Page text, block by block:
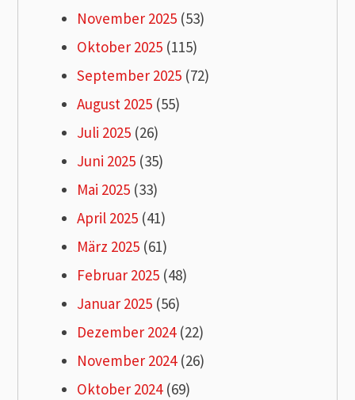
November 2025 (53)
Oktober 2025 (115)
September 2025 (72)
August 2025 (55)
Juli 2025 (26)
Juni 2025 (35)
Mai 2025 (33)
April 2025 (41)
März 2025 (61)
Februar 2025 (48)
Januar 2025 (56)
Dezember 2024(22)
November 2024(26)
Oktober 2024(69)